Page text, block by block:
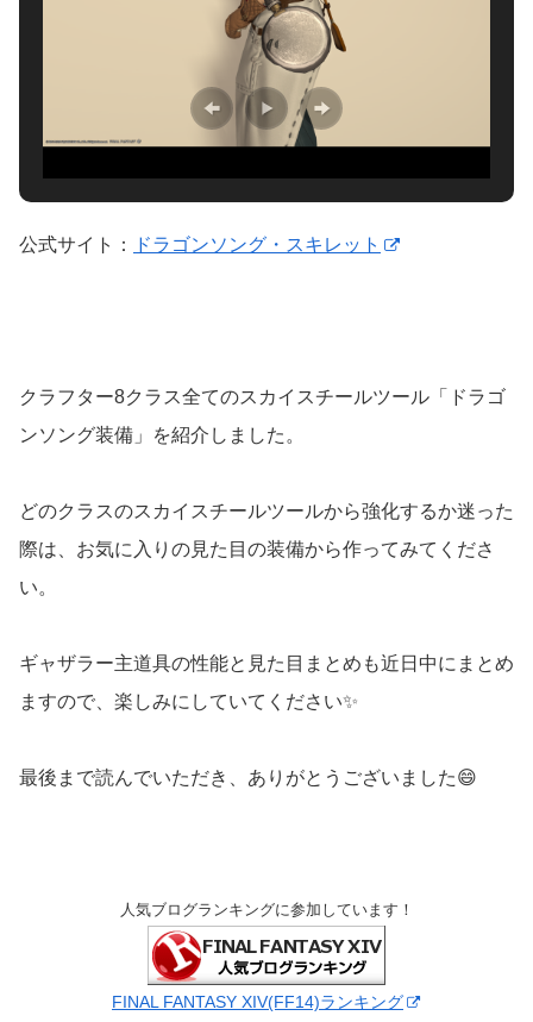
公式サイト： ドラゴンソング・スキレット
クラフター8クラス全てのスカイスチールツール「ドラゴ
ンソング装備」を紹介しました。
どのクラスのスカイスチールツールから強化するか迷った
際は、お気に入りの見た目の装備から作ってみてくださ
い。
ギャザラー主道具の性能と見た目まとめも近日中にまとめ
ますので、楽しみにしていてください✨
最後まで読んでいただき、ありがとうございました😄
人気ブログランキングに参加しています！
FINAL FANTASY XIV(FF14)ランキング